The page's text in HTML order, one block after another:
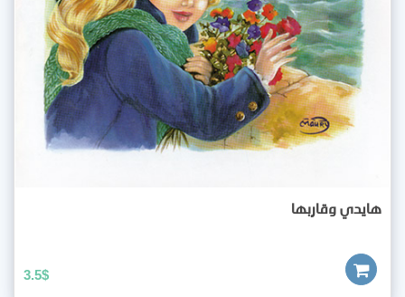
هايدي وقاربها
3.5$